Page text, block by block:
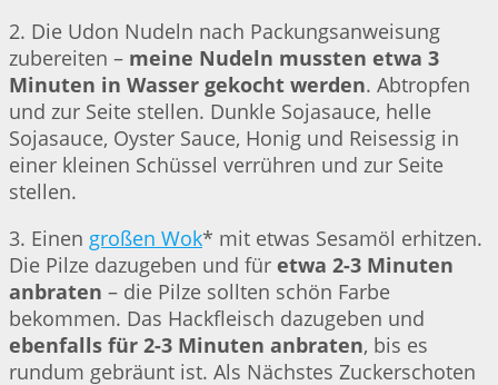
2. Die Udon Nudeln nach Packungsanweisung
zubereiten – meine Nudeln mussten etwa 3
Minuten in Wasser gekocht werden. Abtropfen
und zur Seite stellen. Dunkle Sojasauce, helle
Sojasauce, Oyster Sauce, Honig und Reisessig in
einer kleinen Schüssel verrühren und zur Seite
stellen.
3. Einen großen Wok* mit etwas Sesamöl erhitzen.
Die Pilze dazugeben und für etwa 2-3 Minuten
anbraten – die Pilze sollten schön Farbe
bekommen. Das Hackfleisch dazugeben und
ebenfalls für 2-3 Minuten anbraten, bis es
rundum gebräunt ist. Als Nächstes Zuckerschoten